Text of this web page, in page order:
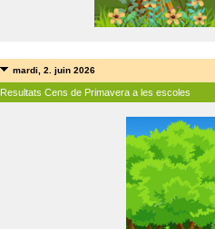
mardi, 2. juin 2026
Resultats Cens de Primavera a les escoles